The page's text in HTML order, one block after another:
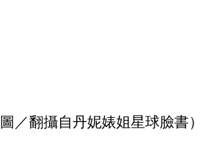
／翻攝自丹妮婊姐星球臉書）